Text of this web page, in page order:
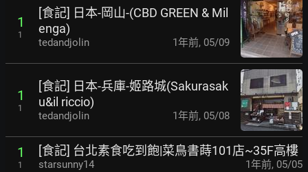
1
1
[食記] 日本-岡山-(CBD GREEN & Mil
enga)
tedandjolin 1年前, 05/09
1
1
[食記] 日本-兵庫-姬路城(Sakurasak
u&il riccio)
tedandjolin 1年前, 05/08
1
1
[食記] 台北素食吃到飽|菜鳥書蒔101店~35F高樓
starsunny14 1年前, 05/05